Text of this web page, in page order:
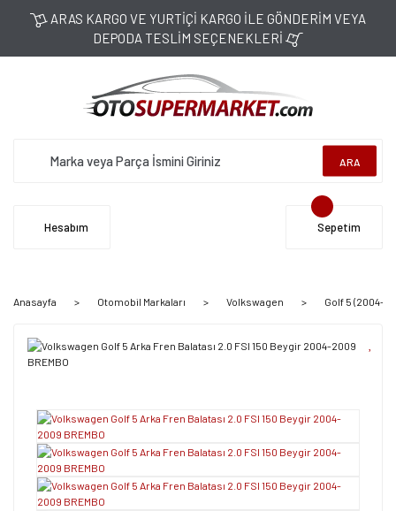
ARAS KARGO VE YURTİÇİ KARGO İLE GÖNDERİM VEYA
DEPODA TESLİM SEÇENEKLERİ
ARA
Hesabım Sepetim
Anasayfa Otomobil Markaları Volkswagen Golf 5 (2004-